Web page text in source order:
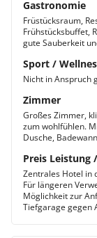
Gastronomie
Früstücksraum,
Frühstücksbuffet,
gute Sauberkeit
Sport /
Nicht in Anspruch
Zimmer
Großes Zimmer,
zum wohlfühlen.
Dusche,
Preis Leistung
Zentrales Hotel in
Für längeren
Möglichkeit zur
Tiefgarage gegen